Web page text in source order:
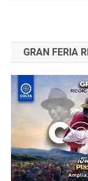
GRAN FERIA